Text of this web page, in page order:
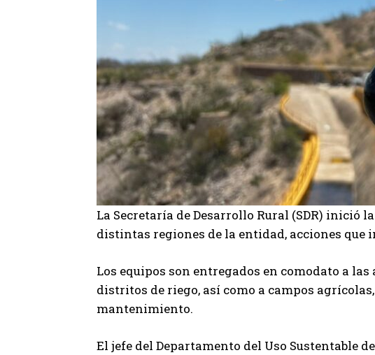
La Secretaría de Desarrollo Rural (SDR) inició
distintas regiones de la entidad, acciones
Los equipos son entregados en comodato a
distritos de riego, así como a campos
mantenimiento.
El jefe del Departamento del Uso Sustentable